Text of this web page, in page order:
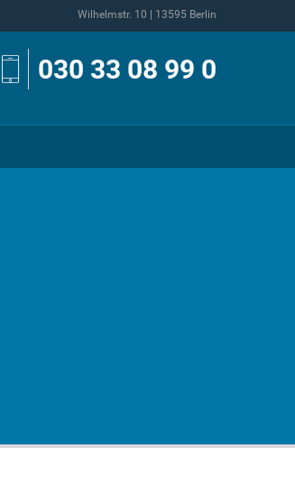
Wilhelmstr. 10 | 13595 Berlin
030 33 08 99 0